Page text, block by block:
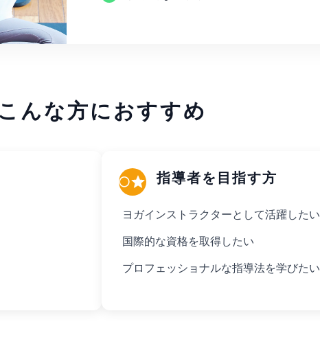
こんな方におすすめ
指導者を目指す方
ヨガインストラクターとして活躍したい
国際的な資格を取得したい
プロフェッショナルな指導法を学びたい